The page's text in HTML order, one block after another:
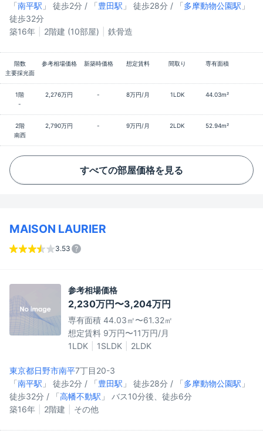
「南平駅 」 徒歩2分 / 「豊田駅 」 徒歩28分 / 「多摩動物公園駅 」
徒歩32分
築16年
2階建 (10部屋) 鉄骨造
階数 参考相場価格 新築時価格 想定賃料 間取り
専有面積
主要採光面
1階 2,276万円 - 8万円/月 1LDK
44.03m²
-
2階 2,790万円 - 9万円/月 2LDK
52.94m²
南西
すべての部屋価格を見る
MAISON LAURIER
3.53
参考相場価格
2,230万円〜3,204万円
専有面積 44.03㎡〜61.32㎡
想定賃料 9万円〜11万円/月
1LDK
1SLDK 2LDK
東京都日野市南平7丁目20-3
「南平駅 」 徒歩2分 / 「豊田駅 」 徒歩28分 / 「多摩動物公園駅 」
徒歩32分 / 「高幡不動駅 」 バス10分後、徒歩6分
築16年
2階建 その他